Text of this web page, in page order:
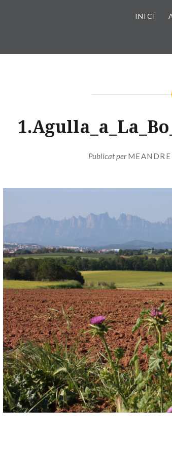
INICI
Publicat perMEANDRE